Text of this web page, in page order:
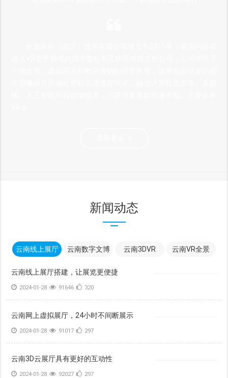
新闻动态
云南线上展厅 云南数字文博 云南3DVR 云南VR全景
云南线上展厅搭建，让展览更便捷
2024-01-28 91646 320
云南网上虚拟展厅，24小时不间断展示
2024-01-28 91017 297
云南3D云展厅具有更好的互动性
2024-01-28 92027 297